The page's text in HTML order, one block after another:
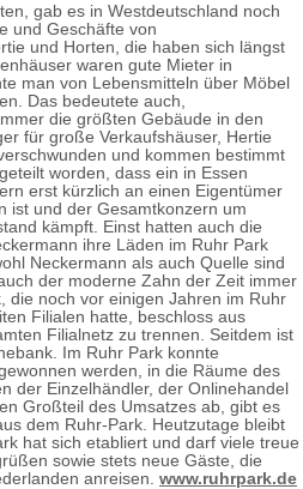
gab es in Westdeutschland noch
und Geschäfte von
und Horten, die haben sich längst
waren gute Mieter in
man von Lebensmitteln über Möbel
Das bedeutete auch,
die größten Gebäude in den
für große Verkaufshäuser, Hertie
und kommen bestimmt
worden, dass ein in Essen
erst kürzlich an einen Eigentümer
ist und der Gesamtkonzern um
kämpft. Einst hatten auch die
ihre Läden im Ruhr Park
Neckermann als auch Quelle sind
der moderne Zahn der Zeit immer
die noch vor einigen Jahren im Ruhr
Filialen hatte, beschloss aus
Filialnetz zu trennen. Seitdem ist
Im Ruhr Park konnte
werden, in die Räume des
der Einzelhändler, der Onlinehandel
Großteil des Umsatzes ab, gibt es
dem Ruhr-Park. Heutzutage bleibt
hat sich etabliert und darf viele treue
sowie stets neue Gäste, die
anreisen. www.ruhrpark.de